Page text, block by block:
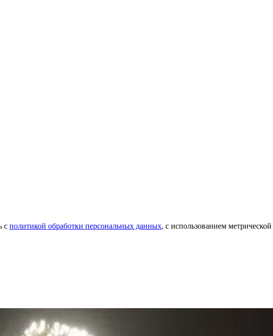
с политикой обработки персональных данных, с использованием